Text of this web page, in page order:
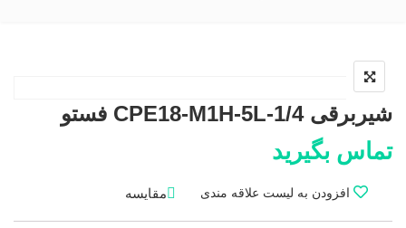
شیربرقی CPE18-M1H-5L-1/4 فستو
تماس بگیرید
افزودن به لیست علاقه مندی مقایسه